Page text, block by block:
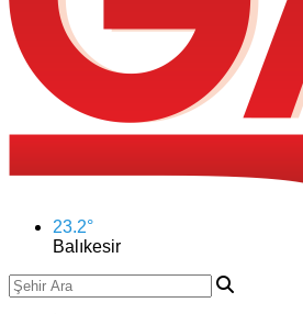
23.2°
Balıkesir